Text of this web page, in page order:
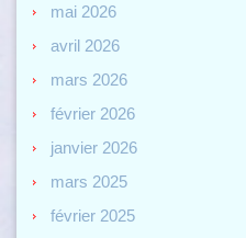
mai 2026
avril 2026
mars 2026
février 2026
janvier 2026
mars 2025
février 2025